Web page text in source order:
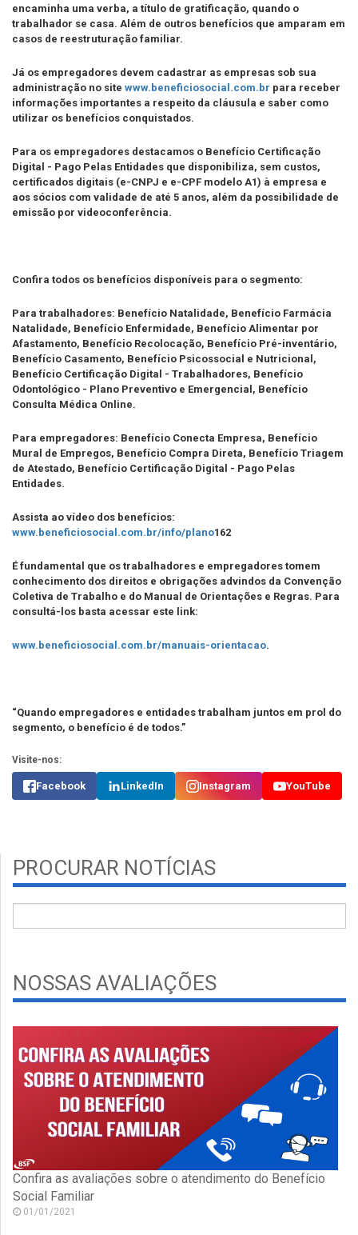
encaminha uma verba, a título de gratificação, quando o
trabalhador se casa. Além de outros benefícios que amparam em
casos de reestruturação familiar.
Já os empregadores devem cadastrar as empresas sob sua
administração no site www.beneficiosocial.com.br para receber
informações importantes a respeito da cláusula e saber como
utilizar os benefícios conquistados.
Para os empregadores destacamos o Benefício Certificação
Digital - Pago Pelas Entidades que disponibiliza, sem custos,
certificados digitais (e-CNPJ e e-CPF modelo A1) à empresa e
aos sócios com validade de até 5 anos, além da possibilidade de
emissão por videoconferência.
Confira todos os benefícios disponíveis para o segmento:
Para trabalhadores: Benefício Natalidade, Benefício Farmácia
Natalidade, Benefício Enfermidade, Benefício Alimentar por
Afastamento, Benefício Recolocação, Benefício Pré-inventário,
Benefício Casamento, Benefício Psicossocial e Nutricional,
Benefício Certificação Digital - Trabalhadores, Benefício
Odontológico - Plano Preventivo e Emergencial, Benefício
Consulta Médica Online.
Para empregadores: Benefício Conecta Empresa, Benefício
Mural de Empregos, Benefício Compra Direta, Benefício Triagem
de Atestado, Benefício Certificação Digital - Pago Pelas
Entidades.
Assista ao vídeo dos benefícios:
www.beneficiosocial.com.br/info/plano162
É fundamental que os trabalhadores e empregadores tomem
conhecimento dos direitos e obrigações advindos da Convenção
Coletiva de Trabalho e do Manual de Orientações e Regras. Para
consultá-los basta acessar este link:
www.beneficiosocial.com.br/manuais-orientacao.
“Quando empregadores e entidades trabalham juntos em prol do
segmento, o benefício é de todos.”
Visite-nos:
Facebook LinkedIn Instagram YouTube
PROCURAR NOTÍCIAS
NOSSAS AVALIAÇÕES
Confira as avaliações sobre o atendimento do Benefício
Social Familiar
01/01/2021